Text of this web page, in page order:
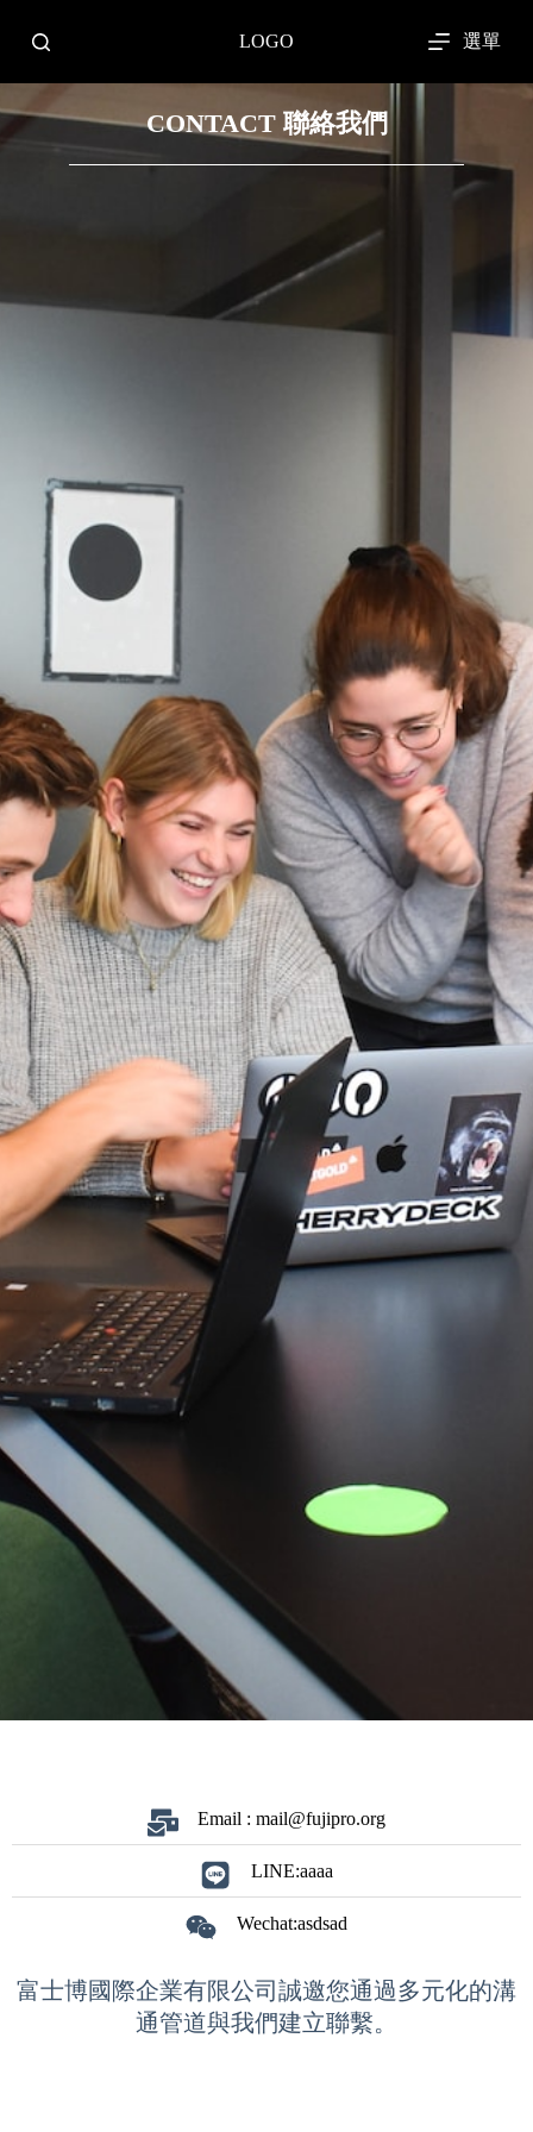
至
內
LOGO 選單
CONTACT 聯絡我們
Email :mail@fujipro.org
LINE:aaaa
Wechat:asdsad
富士博國際企業有限公司誠邀您通過多元化的溝
通管道與我們建立聯繫。